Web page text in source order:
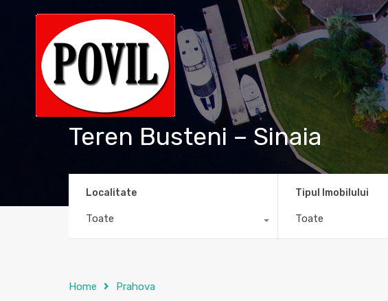
Teren Busteni – Sinaia
Localitate
Toate
Tipul Imobilului
Toate
Home Prahova